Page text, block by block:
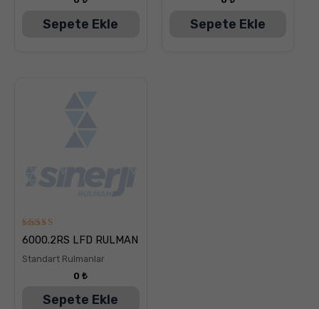
Sepete Ekle Sepete Ekle
5
üzerinden
oy aldı
6000.2RS LFD RULMAN
Standart Rulmanlar
0₺
Sepete Ekle